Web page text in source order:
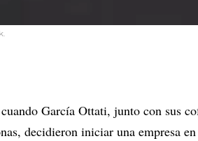
García Ottati, junto con sus
decidieron iniciar una empresa